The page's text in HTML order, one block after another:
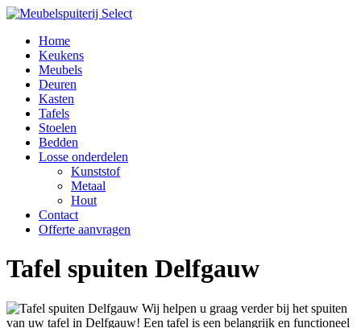
Home
Keukens
Meubels
Deuren
Kasten
Tafels
Stoelen
Bedden
Losse onderdelen
Kunststof
Metaal
Hout
Contact
Offerte aanvragen
Tafel spuiten Delfgauw
Wij helpen u graag verder bij het spuiten
van uw tafel in Delfgauw! Een tafel is een belangrijk en functioneel